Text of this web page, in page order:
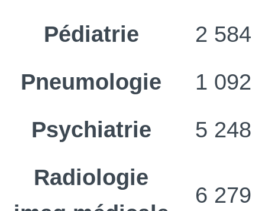
Pédiatrie
2 584
Pneumologie
1 092
Psychiatrie
5 248
Radiologie
6 279